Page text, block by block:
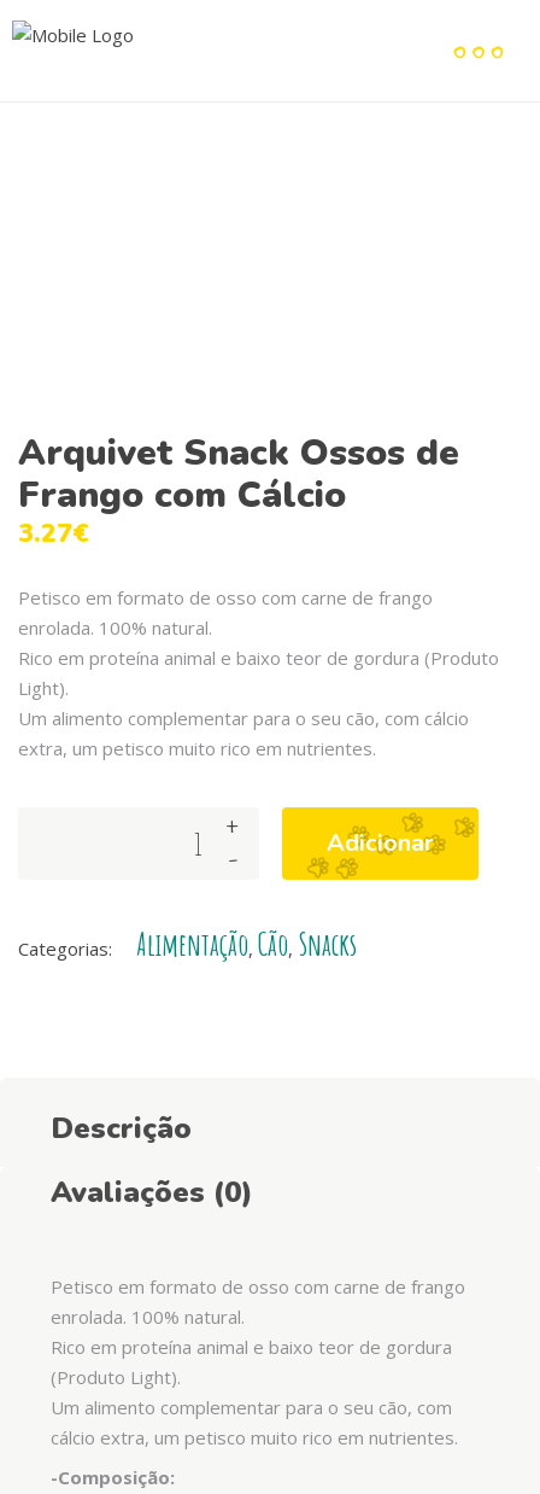
Arquivet Snack Ossos de
Frango com Cálcio
3.27€
Petisco em formato de osso com carne de frango
enrolada. 100% natural.
Rico em proteína animal e baixo teor de gordura (Produto
Light).
Um alimento complementar para o seu cão, com cálcio
extra, um petisco muito rico em nutrientes.
Frango
-
+ Adicionar
Categorias: Alimentação, Cão, Snacks
Descrição
Avaliações (0)
Petisco em formato de osso com carne de frango
enrolada. 100% natural.
Rico em proteína animal e baixo teor de gordura
(Produto Light).
Um alimento complementar para o seu cão, com
cálcio extra, um petisco muito rico em nutrientes.
-Composição: